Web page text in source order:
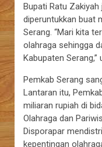
Bupati Ratu
diperuntukkan buat
Serang. “Mari kita
olahraga sehingga
Kabupaten Serang,”
Pemkab Serang
Lantaran itu,
miliaran rupiah di
Olahraga dan
Disporapar
kepentingan